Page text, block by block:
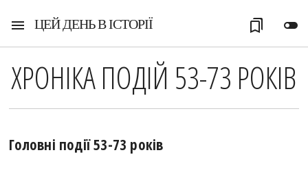
menu ЦЕЙ ДЕНЬ В ІСТОРІЇ toggle_off
bookmarks
ХРОНІКА ПОДІЙ 53-73 РОКІВ
Головні події 53-73 років